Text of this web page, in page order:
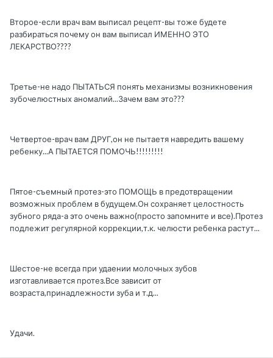
Второе-если врач вам выписал рецепт-вы тоже будете
разбираться почему он вам выписал ИМЕННО ЭТО
ЛЕКАРСТВО????
Третье-не надо ПЫТАТЬСЯ понять механизмы возникновения
зубочелюстных аномалий...Зачем вам это???
Четвертое-врач вам ДРУГ,он не пытаетя навредить вашему
ребенку...А ПЫТАЕТСЯ ПОМОЧЬ!!!!!!!!!
Пятое-съемный протез-это ПОМОЩЬ в предотвращении
возможных проблем в будущем.Он сохраняет целостность
зубного ряда-а это очень важно(просто запомните и все).Протез
подлежит регулярной коррекции,т.к. челюсти ребенка растут...
Шестое-не всегда при удаении молочных зубов
изготавливается протез.Все зависит от
возраста,принадлежности зуба и т.д...
Удачи.